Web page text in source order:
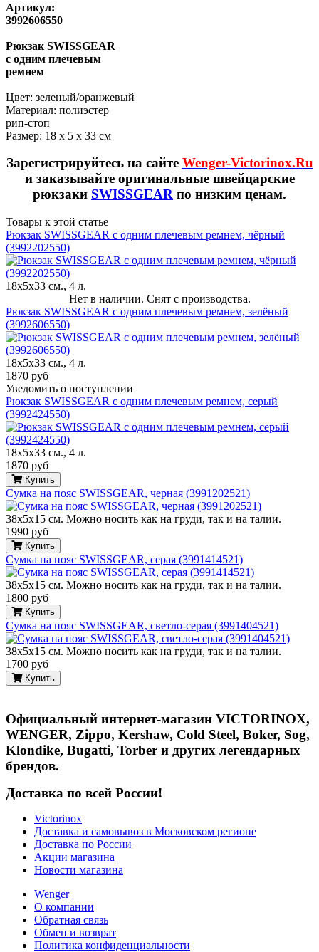
Артикул:
3992606550
Рюкзак SWISSGEAR
с одним плечевым
ремнем
Цвет: зеленый/оранжевый
Материал: полиэстер
рип-стоп
Размер: 18 x 5 x 33 см
Зарегистрируйтесь на сайте Wenger-Victorinox.Ru
и заказывайте оригинальные швейцарские
рюкзаки SWISSGEAR по низким ценам.
Товары к этой статье
Рюкзак SWISSGEAR с одним плечевым ремнем, чёрный
(3992202550)
18x5x33 см., 4 л.
Нет в наличии. Снят с производства.
Рюкзак SWISSGEAR с одним плечевым ремнем, зелёный
(3992606550)
18x5x33 см., 4 л.
1870 руб
Уведомить о поступлении
Рюкзак SWISSGEAR с одним плечевым ремнем, серый
(3992424550)
18x5x33 см., 4 л.
1870 руб
Купить
Сумка на пояс SWISSGEAR, черная (3991202521)
38х5х15 см. Можно носить как на груди, так и на талии.
1990 руб
Купить
Сумка на пояс SWISSGEAR, серая (3991414521)
38х5х15 см. Можно носить как на груди, так и на талии.
1800 руб
Купить
Сумка на пояс SWISSGEAR, светло-серая (3991404521)
38х5х15 см. Можно носить как на груди, так и на талии.
1700 руб
Купить
Официальный интернет-магазин VICTORINOX,
WENGER, Zippo, Kershaw, Cold Steel, Boker, Sog,
Klondike, Bugatti, Torber и других легендарных
брендов.
Доставка по всей России!
Victorinox
Доставка и самовывоз в Московском регионе
Доставка по России
Акции магазина
Новости магазина
Wenger
О компании
Обратная связь
Обмен и возврат
Политика конфиденциальности